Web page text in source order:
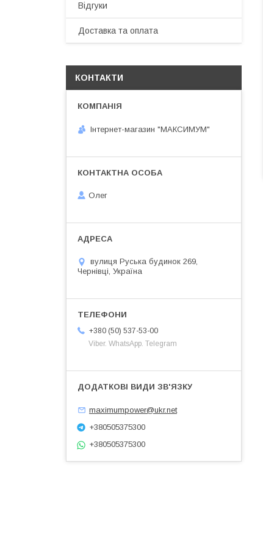
Відгуки
Доставка та оплата
КОНТАКТИ
Інтернет-магазин "МАКСИМУМ"
Олег
вулиця Руська будинок 269,
Чернівці, Україна
+380 (50) 537-53-00
Viber. WhatsApp. Telegram
maximumpower@ukr.net
+380505375300
+380505375300